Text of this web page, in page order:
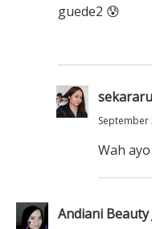
guede2 😰
September
Wah
Andiani